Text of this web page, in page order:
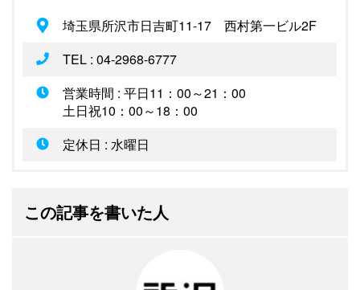
埼玉県所沢市日吉町11-17 西村第一ビル2F
TEL : 04-2968-6777
営業時間 : 平日11：00～21：00
土日祝10：00～18：00
定休日 : 水曜日
この記事を書いた人